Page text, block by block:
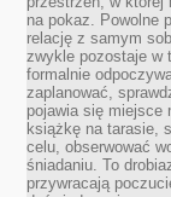
na pokaz. Powolne
relację z samym
zwykle pozostaje w
formalnie
zaplanować,
pojawia się miejsce
książkę na tarasie,
celu, obserwować
śniadaniu. To
przywracają